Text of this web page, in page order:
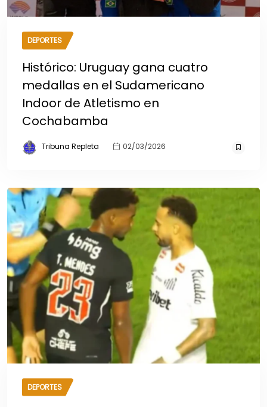
DEPORTES
Histórico: Uruguay gana cuatro
medallas en el Sudamericano
Indoor de Atletismo en
Cochabamba
Tribuna Repleta 02/03/2026
DEPORTES